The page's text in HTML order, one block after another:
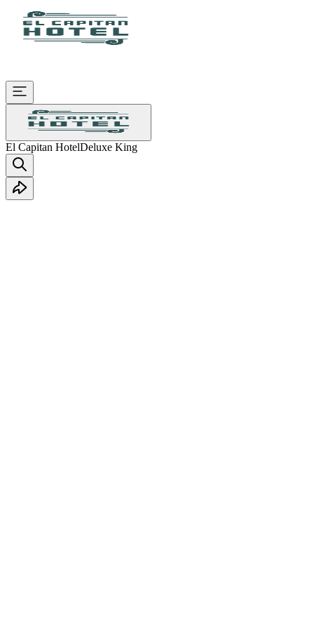
El Capitan HotelDeluxe King